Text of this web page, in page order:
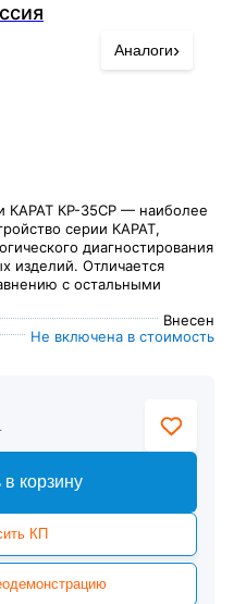
Аналоги›
КАРАТ КР-35СР — наиболее
серии КАРАТ,
диагностирования
изделий. Отличается
с остальными
Внесен
Не включена в стоимость
корзину
КП